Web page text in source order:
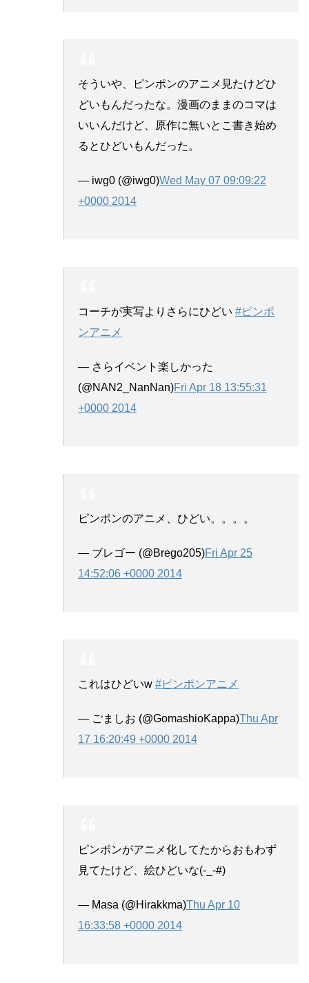
そういや、ピンポンのアニメ見たけどひ
どいもんだったな。漫画のままのコマは
いいんだけど、原作に無いとこ書き始め
るとひどいもんだった。
— iwg0 (@iwg0)Wed May 07 09:09:22
+0000 2014
コーチが実写よりさらにひどい #ピンポ
ンアニメ
— さらイベント楽しかった
(@NAN2_NanNan)Fri Apr 18 13:55:31
+0000 2014
ピンポンのアニメ、ひどい。。。。
— ブレゴー (@Brego205)Fri Apr 25
14:52:06 +0000 2014
これはひどいw #ピンポンアニメ
— ごましお (@GomashioKappa)Thu Apr
17 16:20:49 +0000 2014
ピンポンがアニメ化してたからおもわず
見てたけど、絵ひどいな(-_-#)
— Masa (@Hirakkma)Thu Apr 10
16:33:58 +0000 2014